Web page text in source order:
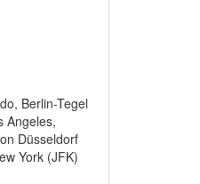
Berlin-Tegel
Angeles,
Düsseldorf
York (JFK)